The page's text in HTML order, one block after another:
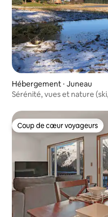
Hébergement ⋅ Juneau
Sérénité, vues et nature
Coup de cœur voyageurs
Coup de cœur voyageurs